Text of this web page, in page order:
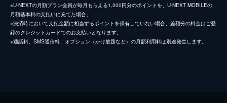
※U-NEXTの月額プラン会員が毎月もらえる1,200円分のポイントを、U-NEXT MOBILEの
月額基本料の支払いに充てた場合。
※決済時において支払金額に相当するポイントを保有していない場合、差額分の料金はご登
録のクレジットカードでのお支払いとなります。
※通話料、SMS通信料、オプション（かけ放題など）の月額利用料は別途発生します。